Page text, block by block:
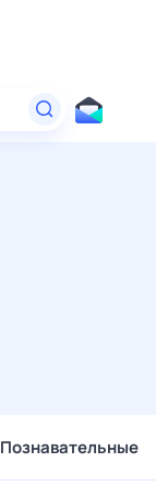
Познавательные